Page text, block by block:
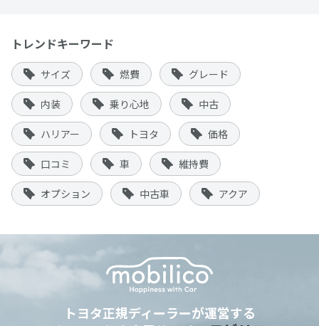
トレンドキーワード
サイズ 燃費 グレード
内装 乗り心地 中古
ハリアー トヨタ 価格
口コミ 車 維持費
オプション 中古車 アクア
トヨタ正規ディーラーが運営する